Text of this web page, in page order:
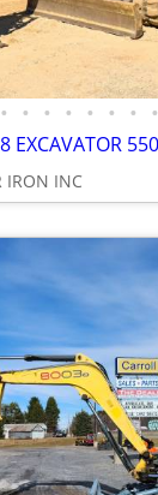
• • • • • • • •
IRON INC